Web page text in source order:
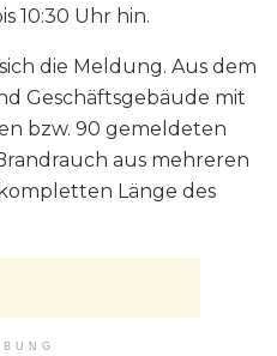
10:30 Uhr hin.
die Meldung. Aus dem
Geschäftsgebäude mit
bzw. 90 gemeldeten
aus mehreren
Länge des